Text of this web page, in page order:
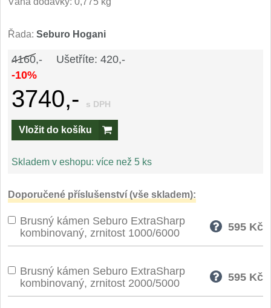
Záchranářské
Ostření nožů
Ostřiče nožů
Brusné kameny 3
Doplňky a díly 4
Nože SEBURO
Nože Seburo SARADA 93
Řada: Seburo Hogani
4160,- Ušetříte: 420,-
-10%
3740,- s DPH
Vložit do košíku
Skladem v eshopu: více než 5 ks
Doporučené příslušenství (vše skladem):
Brusný kámen Seburo ExtraSharp
kombinovaný, zrnitost 1000/6000
595 Kč
Brusný kámen Seburo ExtraSharp
kombinovaný, zrnitost 2000/5000
595 Kč